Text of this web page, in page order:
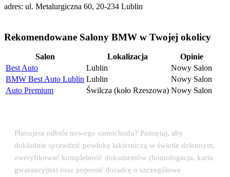
adres: ul. Metalurgiczna 60, 20-234 Lublin
Rekomendowane Salony BMW w Twojej okolicy
Salon Lokalizacja
Opinie
Best Auto
Lublin
Nowy Salon
BMW Best Auto Lublin Lublin
Nowy Salon
Auto Premium
Świlcza (koło Rzeszowa) Nowy Salon
Planujesz odbiór nowego samochodu? Pamiętaj, aby
dokładnie sprawdzić powłokę lakierniczą w świetle dziennym,
zweryfikować kompletność dokumentów (homologacja, karta
gwarancyjna) oraz poprosić doradcę o szczegółowe